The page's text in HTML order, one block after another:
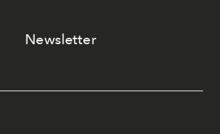
Newsletter